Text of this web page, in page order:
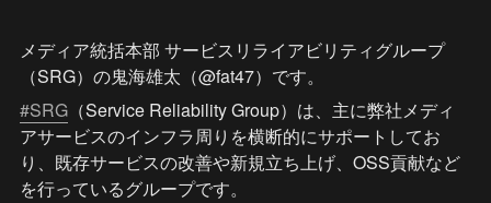
メディア統括本部 サービスリライアビリティグループ
（SRG）の鬼海雄太（@fat47）です。
#SRG （Service Reliability Group）は、主に弊社メディ
アサービスのインフラ周りを横断的にサポートしてお
り、既存サービスの改善や新規立ち上げ、OSS貢献など
を行っているグループです。